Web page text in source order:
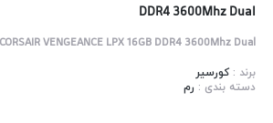
DDR4 3600Mhz Dual
VENGEANCE LPX 16GB DDR4 3600Mhz Dual
برند :کورسیر
دسته بندی : رم